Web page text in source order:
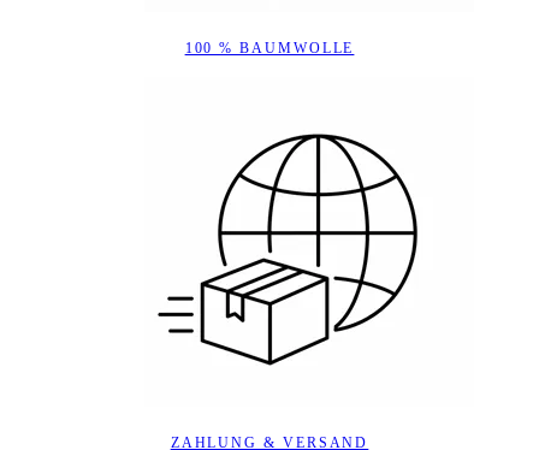
100 % BAUMWOLLE
ZAHLUNG & VERSAND